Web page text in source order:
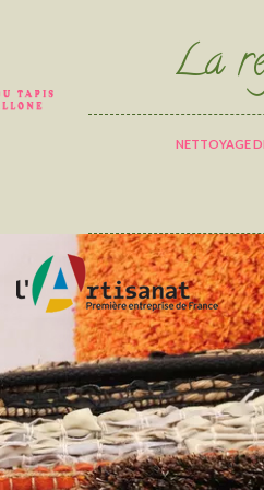
La
NETTOYAGE